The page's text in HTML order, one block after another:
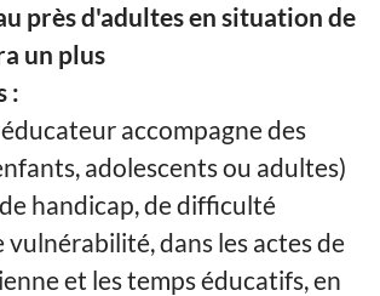
près d'adultes en situation de
un plus
:
accompagne des
adolescents ou adultes)
handicap, de difficulté
vulnérabilité, dans les actes de
et les temps éducatifs, en